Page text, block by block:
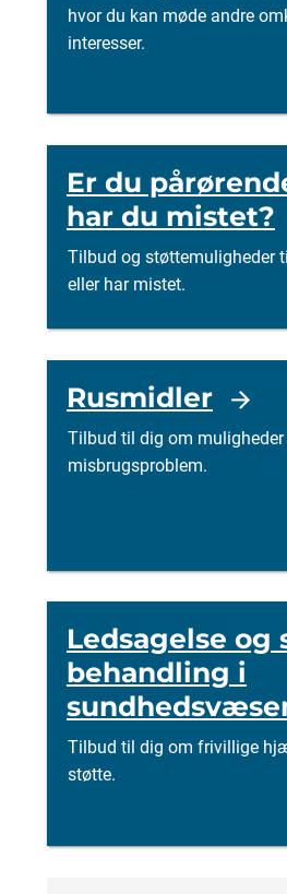
hvor du kan møde andre
interesser.
Er du
har du mistet?
Tilbud og støttemuligheder
eller har mistet.
Rusmidler
Tilbud til dig om
misbrugsproblem.
Ledsagelse
behandling i
Tilbud til dig om frivillige
støtte.